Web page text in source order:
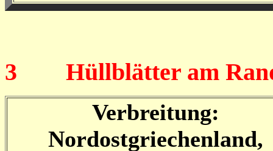
3 Hüllblätter am
Verbreitung:
Nordostgriechenland,